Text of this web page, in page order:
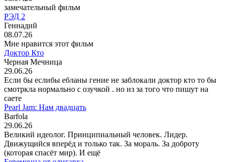
замечательный фильм
РЭД 2
Геннадий
08.07.26
Мне нравится этот фильм
Доктор Кто
Черная Мечница
29.06.26
Если бы еслибы ебланы гение не заблокали доктор кто то бы
смотркла нормально с озучкой . но из за того что пишут на
саете
Pearl Jam: Нам двадцать
Barfola
29.06.26
Великий идеолог. Принципиальный человек. Лидер.
Движущийся вперёд и только так. За мораль. За доброту
(которая спасёт мир). И ещё